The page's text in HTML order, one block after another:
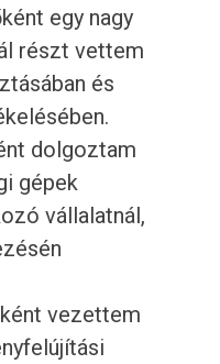
egy nagy
részt vettem
és
dolgoztam
gépek
vállalatnál,
vezettem